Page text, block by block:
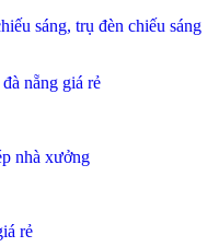
nẵng giá rẻ
nhà xưởng
rẻ